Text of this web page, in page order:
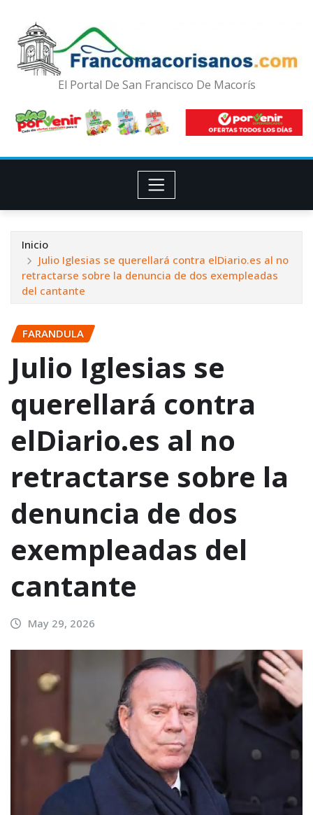
El Portal De San Francisco De Macorís
Inicio
Julio Iglesias se querellará contra elDiario.es al no
retractarse sobre la denuncia de dos exempleadas
del cantante
FARANDULA
Julio Iglesias se
querellará contra
elDiario.es al no
retractarse sobre la
denuncia de dos
exempleadas del
cantante
May 29, 2026